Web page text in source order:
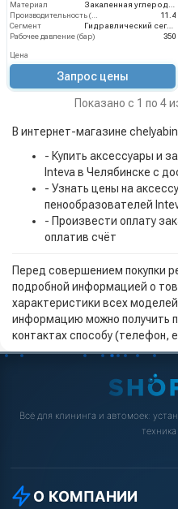
Материал
Закаленная углеродистая сталь с цинковым покрытием
Производительность (л/мин)
11.4
Сегмент
Гидравлический сегмент
Рабочее давление (бар)
350
Цена
Запрос цены
Показано с 1 по 4
В интернет-магазине
- Купить аксессуары и
Inteva в Челябинске с
- Узнать цены на
пенообразователей
- Произвести оплату
оплатив счёт
Перед совершением покупки
подробной информацией о
характеристики всех
информацию можно получить
контактах способу (телефон,
Всё для клининга и автомоек:
О КОМПАНИИ